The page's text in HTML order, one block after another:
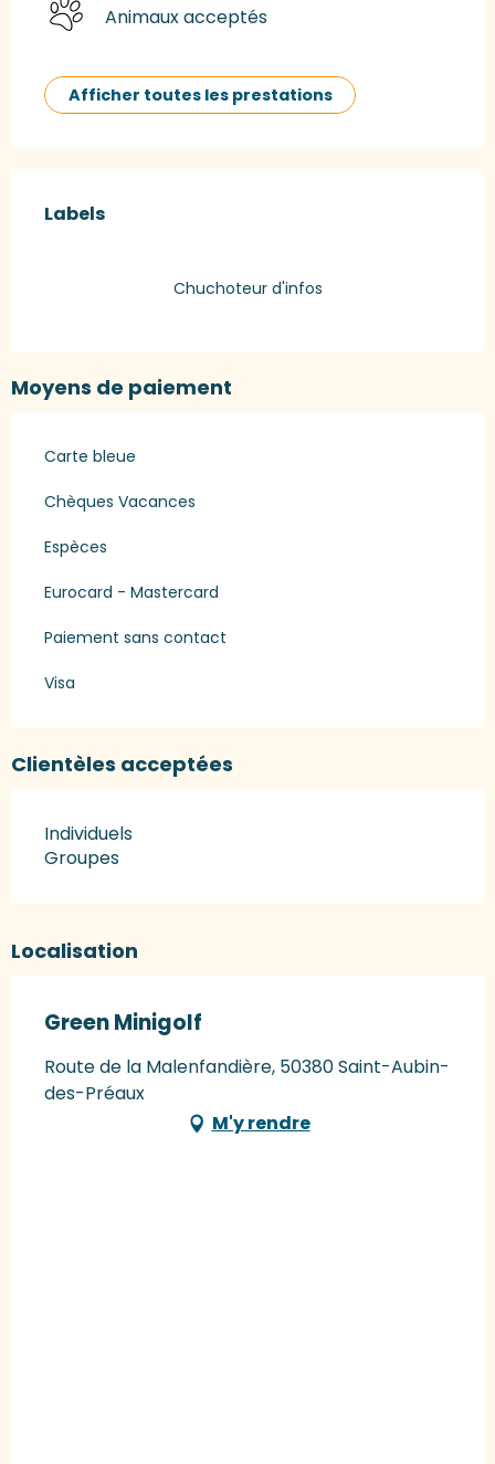
Animaux acceptés
Afficher toutes les prestations
Labels
Labels
Chuchoteur d'infos
Moyens de paiement
Carte bleue
Chèques Vacances
Espèces
Eurocard - Mastercard
Paiement sans contact
Visa
Clientèles acceptées
Individuels
Groupes
Localisation
Green Minigolf
Route de la Malenfandière, 50380 Saint-Aubin-
des-Préaux
M'y rendre